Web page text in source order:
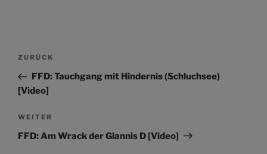
Beitragsnavigation
Vorheriger
Beitrag
ZURÜCK
FFD: Tauchgang mit Hindernis (Schluchsee)
[Video]
Nächster
Beitrag
WEITER
FFD: Am Wrack der Giannis D [Video]